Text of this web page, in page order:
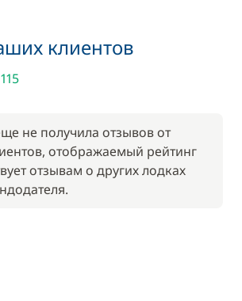
Включено в стоимость
—
клиентов
не получила отзывов от
отображаемый рейтинг
отзывам о других лодках